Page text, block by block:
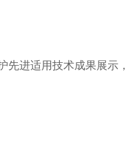
进适用技术成果展示